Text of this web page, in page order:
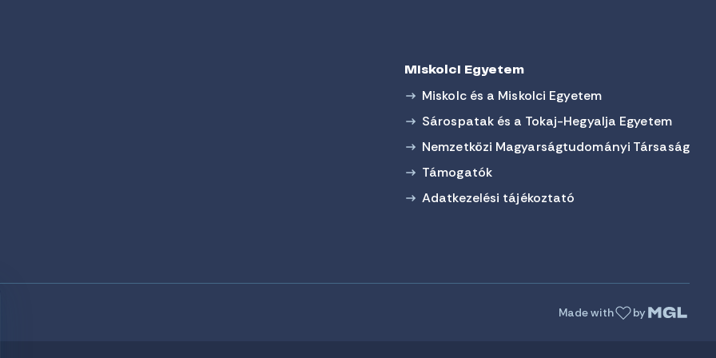
Miskolci Egyetem
Miskolc és a Miskolci Egyetem
Sárospatak és a Tokaj-Hegyalja Egyetem
Nemzetközi Magyarságtudományi Társaság
Támogatók
Adatkezelési tájékoztató
Made with by